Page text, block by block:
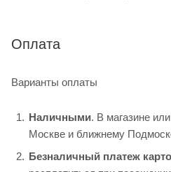
Оплата
Варианты оплаты
Наличными. В магазине
Москве и ближнему
Безналичный платеж